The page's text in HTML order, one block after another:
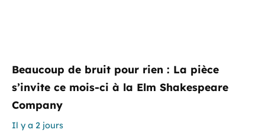
Beaucoup de bruit pour rien : La pièce
s’invite ce mois-ci à la Elm Shakespeare
Company
Il y a 2 jours